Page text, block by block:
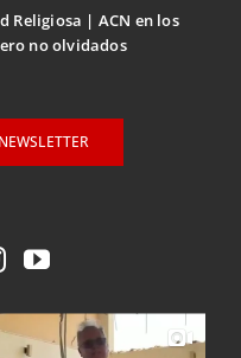
Religiosa
ACN en los
no olvidados